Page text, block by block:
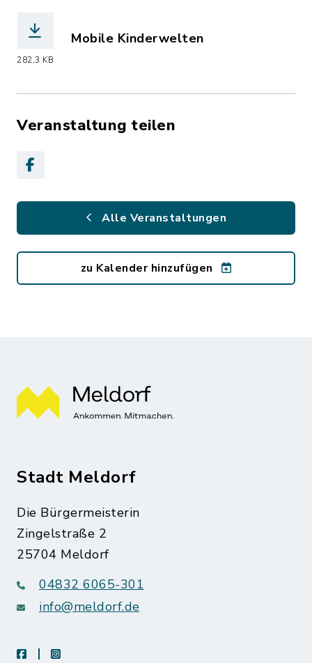
282,3 KB
Mobile Kinderwelten
Veranstaltung teilen
Alle Veranstaltungen
zu Kalender hinzufügen
Stadt Meldorf
Die Bürgermeisterin
Zingelstraße 2
25704 Meldorf
04832 6065-301
info@meldorf.de
facebookinstagram